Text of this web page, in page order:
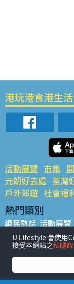
港玩港食港生活
活動展覽 市集
元朗好去處 荃灣
戶外郊遊 社會福
熱門類別
網民熱話 活動展覽
銅鑼灣好去處 元朗
餐廳情報 戶外郊遊
熱門標籤
#UGO搵好去處 #
U Lifestyle 會使用
接受本網站之私隱